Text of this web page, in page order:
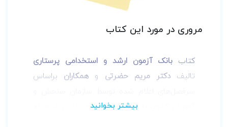
مروری در مورد این کتاب
کتاب بانک آزمون ارشد و استخدامی پرستاری
تالیف دکتر مریم حضرتی و همکاران براساس
آموزش کشور، به گونه‌ای طراحی و تدوین شده که